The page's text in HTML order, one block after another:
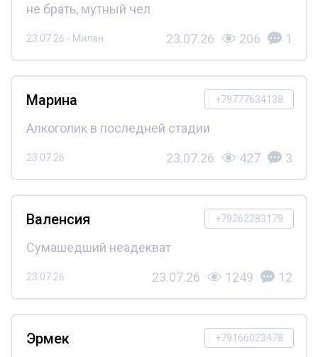
не брать, мутный чел
23.07.26 - Милан 23.07.26 206 1
+79777634138
Марина
Алкоголик в последней стадии
23.07.26 23.07.26 427 3
+79262283179
Валенсия
Сумашедший неадекват
23.07.26 23.07.26 1249 12
+79166023478
Эрмек